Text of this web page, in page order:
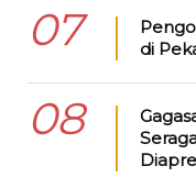
07
di
08